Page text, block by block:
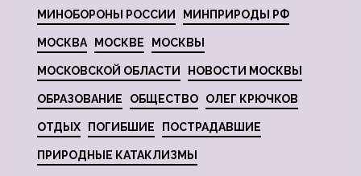
МИНОБОРОНЫ РОССИИ МИНПРИРОДЫ РФ
МОСКВА МОСКВЕ МОСКВЫ
МОСКОВСКОЙ ОБЛАСТИ НОВОСТИ МОСКВЫ
ОБРАЗОВАНИЕ ОБЩЕСТВО ОЛЕГ КРЮЧКОВ
ОТДЫХ ПОГИБШИЕ ПОСТРАДАВШИЕ
ПРИРОДНЫЕ КАТАКЛИЗМЫ